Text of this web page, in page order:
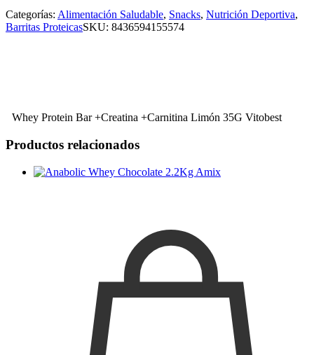
Categorías: Alimentación Saludable, Snacks, Nutrición Deportiva,
Barritas ProteicasSKU: 8436594155574
Whey Protein Bar +Creatina +Carnitina Limón 35G Vitobest
Productos relacionados